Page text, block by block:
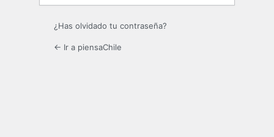
¿Has olvidado tu contraseña?
← Ir a piensaChile